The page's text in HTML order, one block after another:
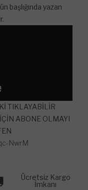
başlığında yazan
TIKLAYABİLİR
ABONE OLMAYI
NwrM
Ücretsiz Kargo
İmkanı